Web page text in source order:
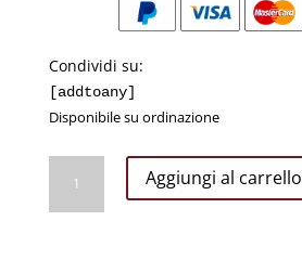
Condividi su:
[addtoany]
Disponibile su ordinazione
Gesù
Aggiungi al carrello